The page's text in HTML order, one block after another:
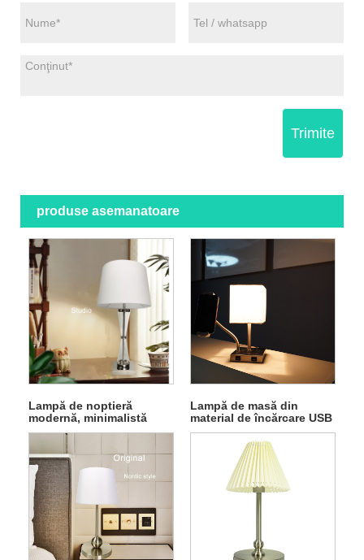
Trimite
produse asemanatoare
Lampă de noptieră
modernă, minimalistă
Lampă de masă din
material de încărcare USB